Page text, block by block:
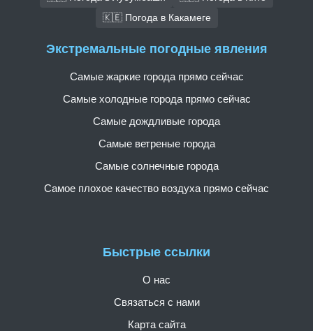
🇰🇪 Погода в Какамеге
Быстрые ссылки
О нас
Связаться с нами
Карта сайта
Экстремальные погодные явления
Самые жаркие города прямо сейчас
Самые холодные города прямо сейчас
Самые дождливые города
Самые ветреные города
Самые солнечные города
Самое плохое качество воздуха прямо сейчас